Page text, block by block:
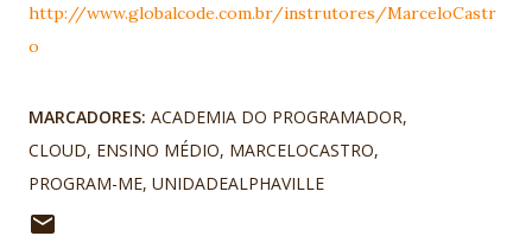
http://www.globalcode.com.br/instrutores/MarceloCastr
o
MARCADORES: ACADEMIA DO PROGRAMADOR
CLOUD ENSINO MÉDIO MARCELOCASTRO
PROGRAM-ME UNIDADEALPHAVILLE